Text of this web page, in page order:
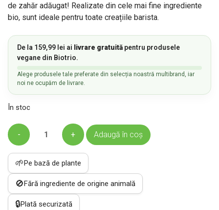
de zahăr adăugat! Realizate din cele mai fine ingrediente
bio, sunt ideale pentru toate creațiile barista.
De la 159,99 lei ai livrare gratuită pentru produsele
vegane din Biotrio.
Alege produsele tale preferate din selecția noastră multibrand, iar
noi ne ocupăm de livrare.
În stoc
Barista
BIO
UHT
din
ovăz
Adaugă în coș
🌱 Pe bază de plante
🚫 Fără ingrediente de origine animală
🔒Plată securizată